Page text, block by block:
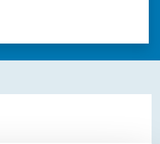
(da 1 a 5 stelle)
valutare la chiarezza delle
su 5
5